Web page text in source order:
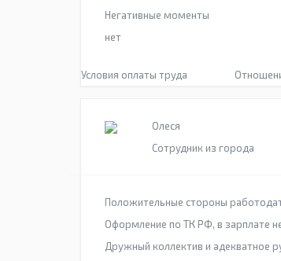
Негативные моменты
нет
Условия оплаты труда
Олеся
Сотрудник из города
Положительные стороны
Оформление по ТК РФ, в зарплате
Дружный коллектив и адекватное